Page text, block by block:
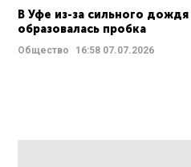
В Уфе из-за сильного дождя
образовалась пробка
Общество 16:58 07.07.2026